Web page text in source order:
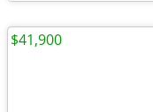
$41,900